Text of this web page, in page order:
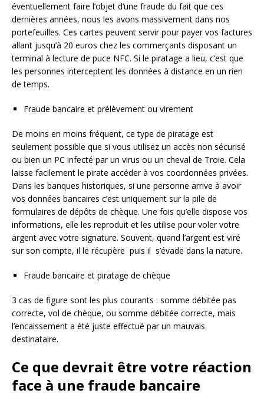
éventuellement faire l’objet d’une fraude du fait que ces
dernières années, nous les avons massivement dans nos
portefeuilles. Ces cartes peuvent servir pour payer vos factures
allant jusqu’à 20 euros chez les commerçants disposant un
terminal à lecture de puce NFC. Si le piratage a lieu, c’est que
les personnes interceptent les données à distance en un rien
de temps.
Fraude bancaire et prélèvement ou virement
De moins en moins fréquent, ce type de piratage est
seulement possible que si vous utilisez un accès non sécurisé
ou bien un PC infecté par un virus ou un cheval de Troie. Cela
laisse facilement le pirate accéder à vos coordonnées privées.
Dans les banques historiques, si une personne arrive à avoir
vos données bancaires c’est uniquement sur la pile de
formulaires de dépôts de chèque. Une fois qu’elle dispose vos
informations, elle les reproduit et les utilise pour voler votre
argent avec votre signature. Souvent, quand l’argent est viré
sur son compte, il le récupère puis il s’évade dans la nature.
Fraude bancaire et piratage de chèque
3 cas de figure sont les plus courants : somme débitée pas
correcte, vol de chèque, ou somme débitée correcte, mais
l’encaissement a été juste effectué par un mauvais
destinataire.
Ce que devrait être votre réaction
face à une fraude bancaire